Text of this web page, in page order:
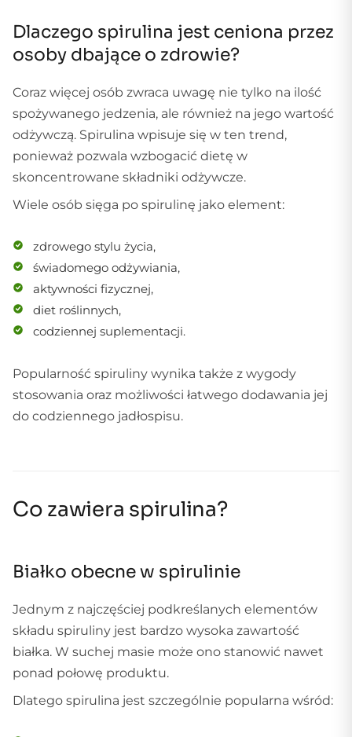
Dlaczego spirulina jest ceniona przez
osoby dbające o zdrowie?
Coraz więcej osób zwraca uwagę nie tylko na ilość
spożywanego jedzenia, ale również na jego wartość
odżywczą. Spirulina wpisuje się w ten trend,
ponieważ pozwala wzbogacić dietę w
skoncentrowane składniki odżywcze.
Wiele osób sięga po spirulinę jako element:
zdrowego stylu życia,
świadomego odżywiania,
aktywności fizycznej,
diet roślinnych,
codziennej suplementacji.
Popularność spiruliny wynika także z wygody
stosowania oraz możliwości łatwego dodawania jej
do codziennego jadłospisu.
Co zawiera spirulina?
Białko obecne w spirulinie
Jednym z najczęściej podkreślanych elementów
składu spiruliny jest bardzo wysoka zawartość
białka. W suchej masie może ono stanowić nawet
ponad połowę produktu.
Dlatego spirulina jest szczególnie popularna wśród: